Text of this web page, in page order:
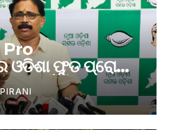
Pro
ଓଡିଶା ଫୁଡ ପ୍ରୋ
ପାଇଁ କେବଳ
ହେଉନାହିଁ: